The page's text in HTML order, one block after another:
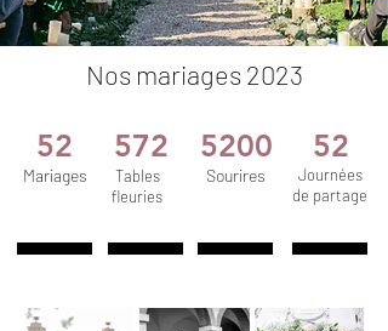
Nos mariages 2023
52 572 5200 52
Mariages
Tables
fleuries
Sourires
Journées
de partage